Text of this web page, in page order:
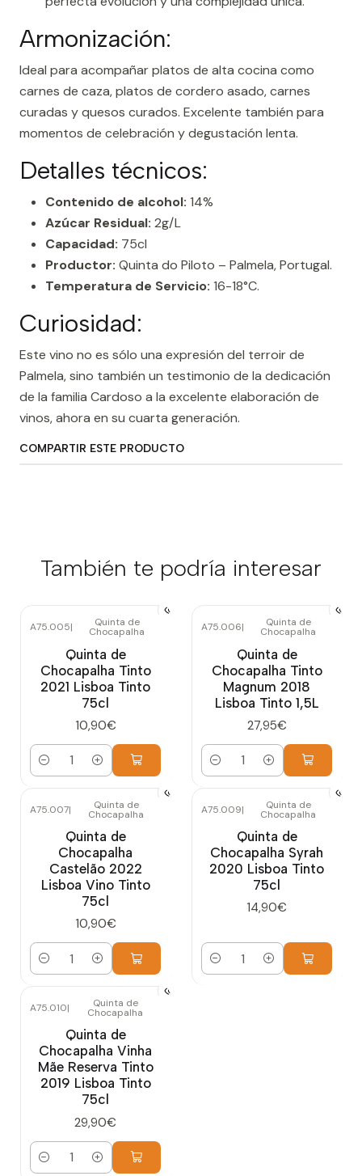
Armonización:
Ideal para acompañar platos de alta cocina como
carnes de caza, platos de cordero asado, carnes
curadas y quesos curados. Excelente también para
momentos de celebración y degustación lenta.
Detalles técnicos:
Contenido de alcohol: 14%
Azúcar Residual: 2g/L
Capacidad: 75cl
Productor: Quinta do Piloto – Palmela, Portugal.
Temperatura de Servicio: 16-18°C.
Curiosidad:
Este vino no es sólo una expresión del terroir de
Palmela, sino también un testimonio de la dedicación
de la familia Cardoso a la excelente elaboración de
vinos, ahora en su cuarta generación.
COMPARTIR ESTE PRODUCTO
También te podría interesar
A75.005| Quinta de
Chocapalha
Quinta de
Chocapalha Tinto
2021 Lisboa Tinto
75cl
10,90€
Cantidad
A75.006| Quinta de
Chocapalha
Quinta de
Chocapalha Tinto
Magnum 2018
Lisboa Tinto 1,5L
27,95€
Cantidad
A75.007| Quinta de
Chocapalha
Quinta de
Chocapalha
Castelão 2022
Lisboa Vino Tinto
75cl
10,90€
Cantidad
A75.009| Quinta de
Chocapalha
Quinta de
Chocapalha Syrah
2020 Lisboa Tinto
75cl
14,90€
Cantidad
A75.010| Quinta de
Chocapalha
Quinta de
Chocapalha Vinha
Mãe Reserva Tinto
2019 Lisboa Tinto
75cl
29,90€
Cantidad